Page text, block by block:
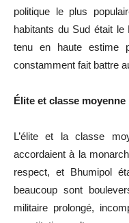
politique le plus
habitants du Sud était le
tenu en haute estime
constamment fait battre
Élite et classe moyenne
L’élite et la classe
accordaient à la
respect, et Bhumipol
beaucoup sont
militaire prolongé,